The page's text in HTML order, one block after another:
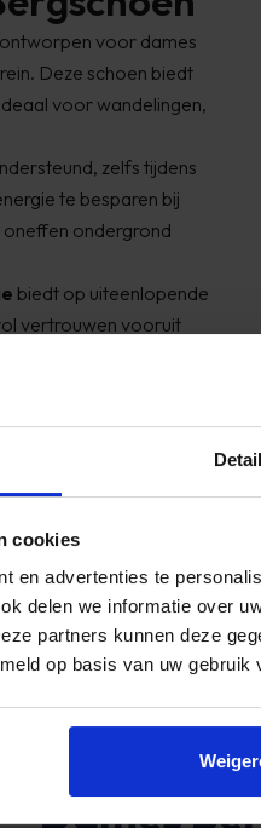
cookies
en advertenties te
delen we informatie over
partners kunnen deze
op basis van uw gebruik
voor dames
Deze schoen biedt
voor wandelingen,
zelfs tijdens
te besparen bij
ondergrond
biedt op uiteenlopende
vertrouwen vooruit
dat je voeten
comfortabele
zijn tijdens
Voordeelmarkt.
Dames